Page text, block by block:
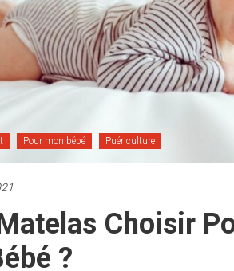
Pour mon bébé Puériculture
Choisir
?